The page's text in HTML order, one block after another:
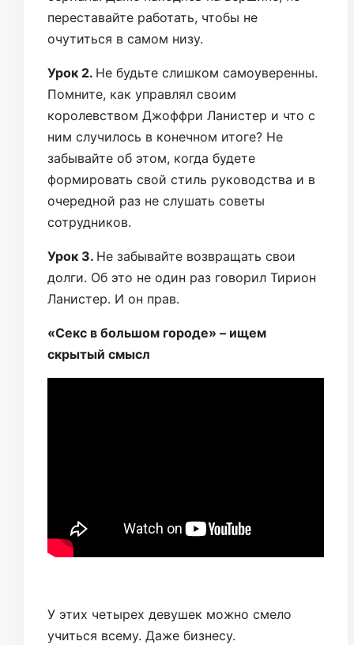
переставайте работать, чтобы не
очутиться в самом низу.
Урок 2. Не будьте слишком самоуверенны.
Помните, как управлял своим
королевством Джоффри Ланистер и что с
ним случилось в конечном итоге? Не
забывайте об этом, когда будете
формировать свой стиль руководства и в
очередной раз не слушать советы
сотрудников.
Урок 3. Не забывайте возвращать свои
долги. Об это не один раз говорил Тирион
Ланистер. И он прав.
«Секс в большом городе» – ищем
скрытый смысл
У этих четырех девушек можно смело
учиться всему. Даже бизнесу.